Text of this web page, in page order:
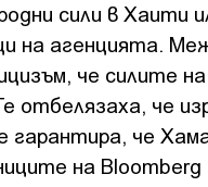
сили в Хаити
на агенцията.
че силите
отбелязаха, че
гарантира, че
на